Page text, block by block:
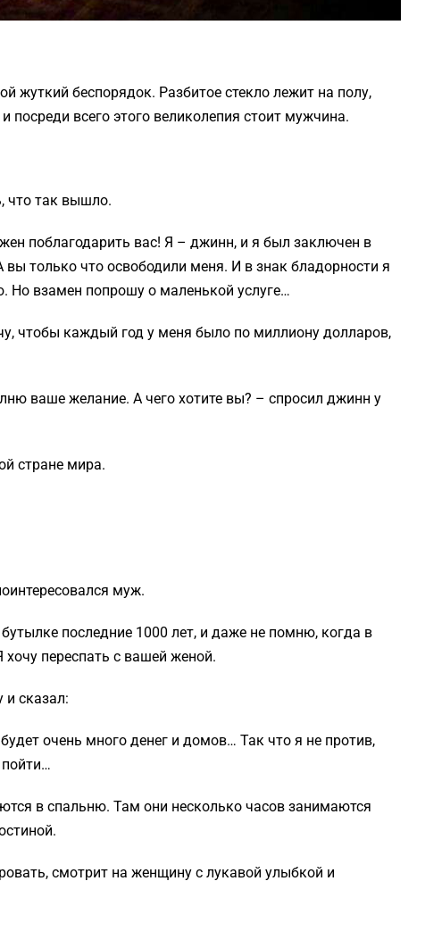
жуткий беспорядок. Разбитое стекло лежит на полу,
посреди всего этого великолепия стоит мужчина.
что так вышло.
поблагодарить вас! Я – джинн, и я был заключен в
только что освободили меня. И в знак бладорности я
Но взамен попрошу о маленькой услуге…
чтобы каждый год у меня было по миллиону долларов,
ваше желание. А чего хотите вы? – спросил джинн у
стране мира.
муж.
последние 1000 лет, и даже не помню, когда в
переспать с вашей женой.
и сказал:
очень много денег и домов… Так что я не против,
в спальню. Там они несколько часов занимаются
смотрит на женщину с лукавой улыбкой и